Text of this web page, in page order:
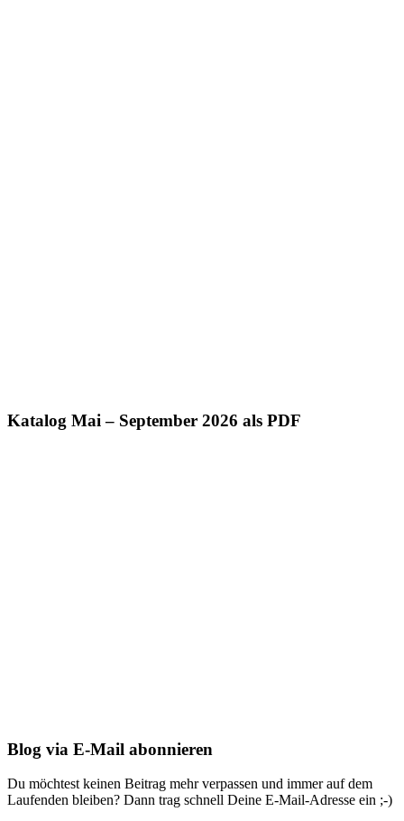
Katalog Mai – September 2026 als PDF
Blog via E-Mail abonnieren
Du möchtest keinen Beitrag mehr verpassen und immer auf dem
Laufenden bleiben? Dann trag schnell Deine E-Mail-Adresse ein ;-)